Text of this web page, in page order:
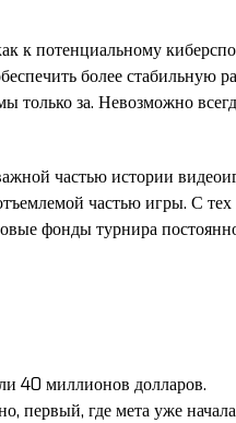
потенциальному
более стабильную
только за. Невозможно
частью истории
частью игры. С
фонды турнира
40 миллионов долларов.
первый, где мета уже начала